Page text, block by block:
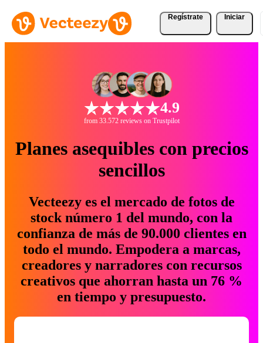
Regístrate Iniciar
4.9
from 33.572 reviews on Trustpilot
Planes asequibles con precios
sencillos
Vecteezy es el mercado de fotos de
stock número 1 del mundo, con la
confianza de más de 90.000 clientes en
todo el mundo. Empodera a marcas,
creadores y narradores con recursos
creativos que ahorran hasta un 76 %
en tiempo y presupuesto.